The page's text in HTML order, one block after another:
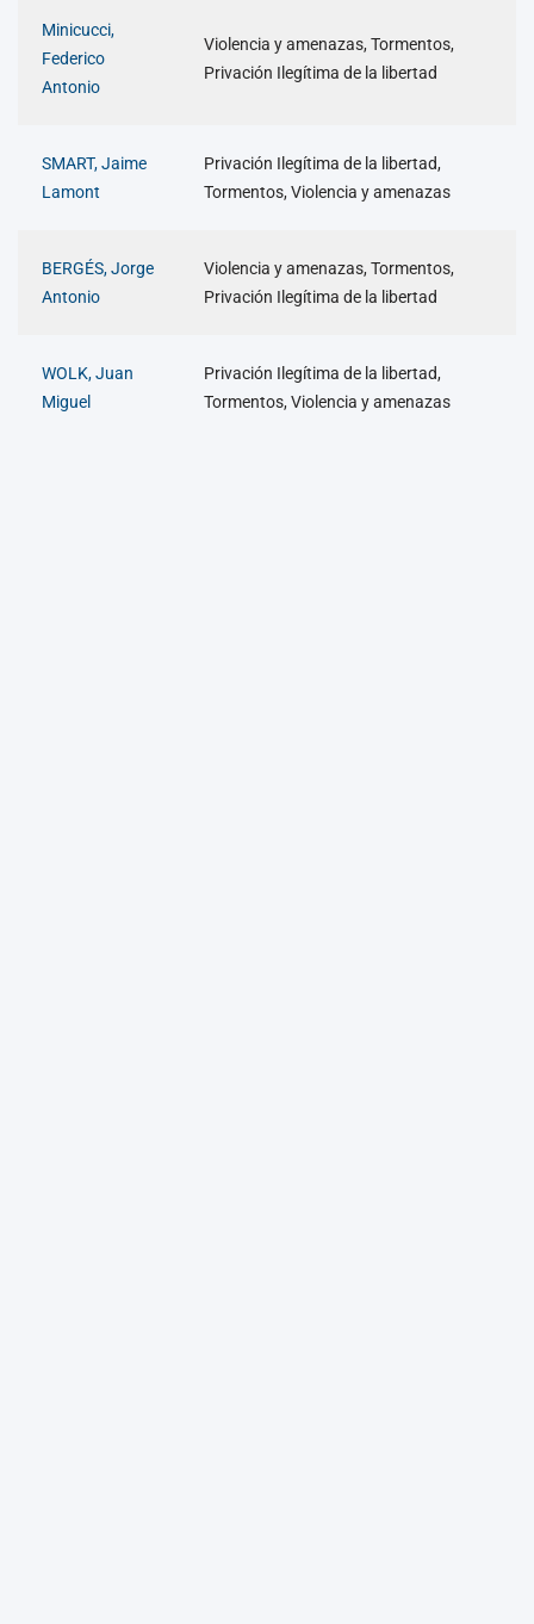
Minicucci,
Federico
Antonio
Violencia y amenazas, Tormentos,
Privación Ilegítima de la libertad
SMART, Jaime
Lamont
Privación Ilegítima de la libertad,
Tormentos, Violencia y amenazas
BERGÉS, Jorge
Antonio
Violencia y amenazas, Tormentos,
Privación Ilegítima de la libertad
WOLK, Juan
Miguel
Privación Ilegítima de la libertad,
Tormentos, Violencia y amenazas